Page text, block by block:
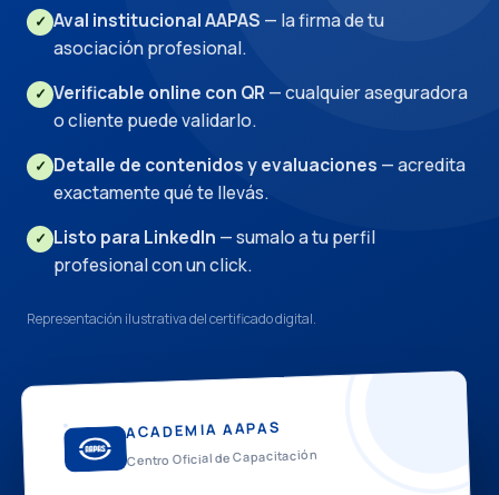
✓ Aval institucional AAPAS — la firma de tu
asociación profesional.
✓ Verificable online con QR — cualquier aseguradora
o cliente puede validarlo.
✓ Detalle de contenidos y evaluaciones — acredita
exactamente qué te llevás.
✓ Listo para LinkedIn — sumalo a tu perfil
profesional con un click.
Representación ilustrativa del certificado digital.
ACADEMIA AAPAS
Centro Oficial de Capacitación